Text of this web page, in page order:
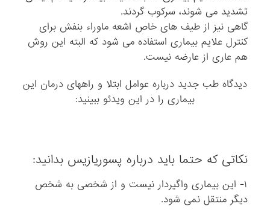
تشدید می شوند، سرکوب گردند.
گاهی نیز از طیف های خاص اشعه ماوراء بنفش برای
کنترل علایم بیماری استفاده می شود که البته این روش
هم عاری از عارضه نیست.
دیدگاه طب جدید درباره عوامل ابتلا و راههای درمان این
بیماری را در این ویدئو ببینید:
نکاتی که حتما باید درباره پسوریازیس بدانید:
۱- این بیماری واگیردار نیست و از شخصی به شخص
دیگر منتقل نمی شود.